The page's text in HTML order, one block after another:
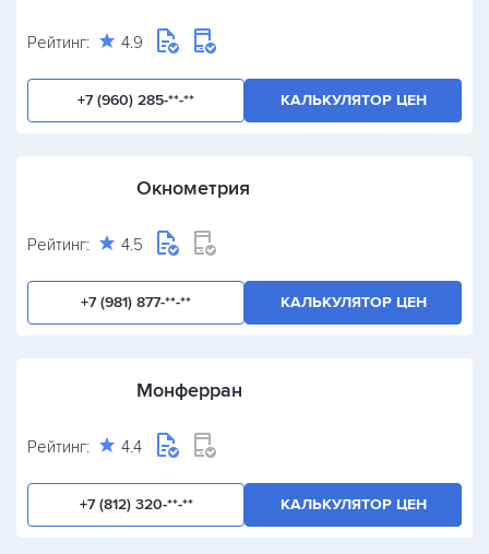
Рейтинг: 4.9
+7 (960) 285-**-** КАЛЬКУЛЯТОР ЦЕН
Окнометрия
Рейтинг: 4.5
+7 (981) 877-**-** КАЛЬКУЛЯТОР ЦЕН
Монферран
Рейтинг: 4.4
+7 (812) 320-**-** КАЛЬКУЛЯТОР ЦЕН